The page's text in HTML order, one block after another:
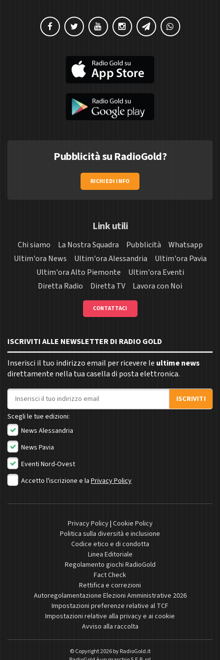
Pubblicità su RadioGold?
RICHIEDI INFO
Link utili
Chi siamo La Nostra Squadra Pubblicità
Whatsapp
Ultim'ora News
Ultim'ora Alessandria
Ultim'ora Pavia
Ultim'ora Alto Piemonte
Ultim'ora Eventi
Diretta Radio
Diretta TV Lavora con Noi
CONTATTACI
ISCRIVITI ALLE NEWSLETTER DI RADIO GOLD
Inserisci il tuo indirizzo email per ricevere le ultime news
direttamente nella tua casella di posta elettronica.
Indirizzo email
ISCRIVITI
Scegli le tue edizioni:
News Alessandria
News Pavia
Eventi Nord-Ovest
Accetto l'iscrizione e la Privacy Policy
Privacy Policy| Cookie Policy
Politica sulla diversità e inclusione
Codice etico e di condotta
Linea Editoriale
Regolamento giochi RadioGold
Fact Check
Rettifica e correzioni
Autoregolamentazione Elezioni Amministrative 2026
Impostazioni preferenze relative al TCF
Impostazioni relative alla privacy e ai cookie
Avviso alla raccolta
© Copyright 2026 byRadioGold.it